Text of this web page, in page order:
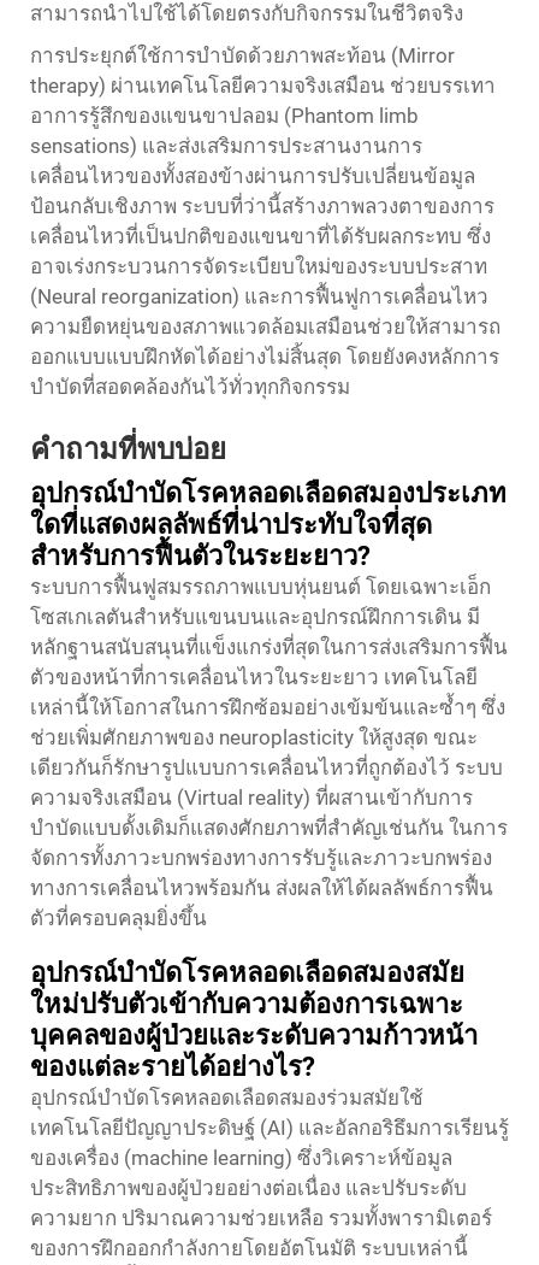
สามารถนำไปใช้ได้โดยตรงกับกิจกรรมในชีวิตจริง
การประยุกต์ใช้การบำบัดด้วยภาพสะท้อน (Mirror
therapy) ผ่านเทคโนโลยีความจริงเสมือน ช่วยบรรเทา
อาการรู้สึกของแขนขาปลอม (Phantom limb
sensations) และส่งเสริมการประสานงานการ
เคลื่อนไหวของทั้งสองข้างผ่านการปรับเปลี่ยนข้อมูล
ป้อนกลับเชิงภาพ ระบบที่ว่านี้สร้างภาพลวงตาของการ
เคลื่อนไหวที่เป็นปกติของแขนขาที่ได้รับผลกระทบ ซึ่ง
อาจเร่งกระบวนการจัดระเบียบใหม่ของระบบประสาท
(Neural reorganization) และการฟื้นฟูการเคลื่อนไหว
ความยืดหยุ่นของสภาพแวดล้อมเสมือนช่วยให้สามารถ
ออกแบบแบบฝึกหัดได้อย่างไม่สิ้นสุด โดยยังคงหลักการ
บำบัดที่สอดคล้องกันไว้ทั่วทุกกิจกรรม
คำถามที่พบบ่อย
อุปกรณ์บำบัดโรคหลอดเลือดสมองประเภท
ใดที่แสดงผลลัพธ์ที่น่าประทับใจที่สุด
สำหรับการฟื้นตัวในระยะยาว?
ระบบการฟื้นฟูสมรรถภาพแบบหุ่นยนต์ โดยเฉพาะเอ็ก
โซสเกเลตันสำหรับแขนบนและอุปกรณ์ฝึกการเดิน มี
หลักฐานสนับสนุนที่แข็งแกร่งที่สุดในการส่งเสริมการฟื้น
ตัวของหน้าที่การเคลื่อนไหวในระยะยาว เทคโนโลยี
เหล่านี้ให้โอกาสในการฝึกซ้อมอย่างเข้มข้นและซ้ำๆ ซึ่ง
ช่วยเพิ่มศักยภาพของ neuroplasticity ให้สูงสุด ขณะ
เดียวกันก็รักษารูปแบบการเคลื่อนไหวที่ถูกต้องไว้ ระบบ
ความจริงเสมือน (Virtual reality) ที่ผสานเข้ากับการ
บำบัดแบบดั้งเดิมก็แสดงศักยภาพที่สำคัญเช่นกัน ในการ
จัดการทั้งภาวะบกพร่องทางการรับรู้และภาวะบกพร่อง
ทางการเคลื่อนไหวพร้อมกัน ส่งผลให้ได้ผลลัพธ์การฟื้น
ตัวที่ครอบคลุมยิ่งขึ้น
อุปกรณ์บำบัดโรคหลอดเลือดสมองสมัย
ใหม่ปรับตัวเข้ากับความต้องการเฉพาะ
บุคคลของผู้ป่วยและระดับความก้าวหน้า
ของแต่ละรายได้อย่างไร?
อุปกรณ์บำบัดโรคหลอดเลือดสมองร่วมสมัยใช้
เทคโนโลยีปัญญาประดิษฐ์ (AI) และอัลกอริธึมการเรียนรู้
ของเครื่อง (machine learning) ซึ่งวิเคราะห์ข้อมูล
ประสิทธิภาพของผู้ป่วยอย่างต่อเนื่อง และปรับระดับ
ความยาก ปริมาณความช่วยเหลือ รวมทั้งพารามิเตอร์
ของการฝึกออกกำลังกายโดยอัตโนมัติ ระบบเหล่านี้